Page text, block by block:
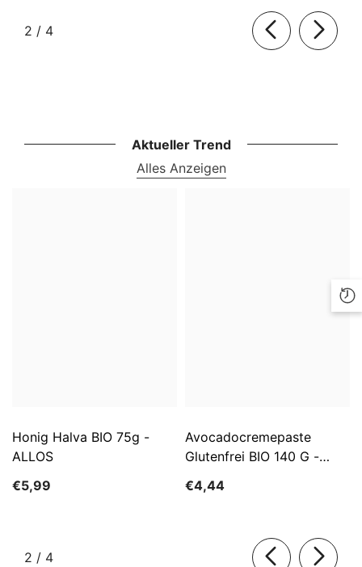
2 / von
4
Aktueller Trend
Alles Anzeigen
Honig Halva BIO 75g -
ALLOS
€5,99
Avocadocremepaste
Glutenfrei BIO 140 G -
€4,44
2 / von
4